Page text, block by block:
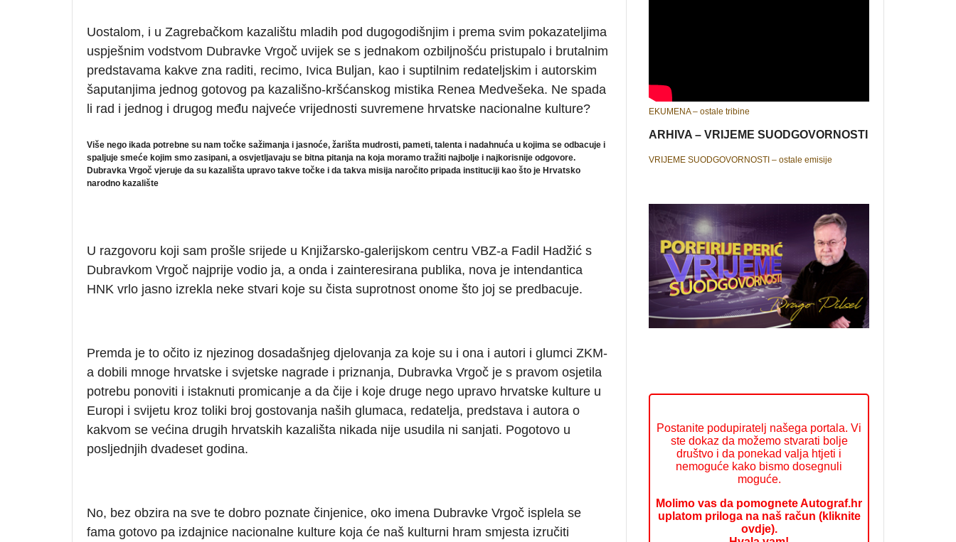
Uostalom, i u Zagrebačkom kazalištu mladih pod dugogodišnjim i prema svim pokazateljima
uspješnim vodstvom Dubravke Vrgoč uvijek se s jednakom ozbiljnošću pristupalo i brutalnim
predstavama kakve zna raditi, recimo, Ivica Buljan, kao i suptilnim redateljskim i autorskim
šaputanjima jednog gotovog pa kazališno-kršćanskog mistika Renea Medvešeka. Ne spada
li rad i jednog i drugog među najveće vrijednosti suvremene hrvatske nacionalne kulture?
Više nego ikada potrebne su nam točke sažimanja i jasnoće, žarišta mudrosti, pameti, talenta i nadahnuća u kojima se odbacuje i
spaljuje smeće kojim smo zasipani, a osvjetljavaju se bitna pitanja na koja moramo tražiti najbolje i najkorisnije odgovore.
Dubravka Vrgoč vjeruje da su kazališta upravo takve točke i da takva misija naročito pripada instituciji kao što je Hrvatsko
narodno kazalište
U razgovoru koji sam prošle srijede u Knjižarsko-galerijskom centru VBZ-a Fadil Hadžić s
Dubravkom Vrgoč najprije vodio ja, a onda i zainteresirana publika, nova je intendantica
HNK vrlo jasno izrekla neke stvari koje su čista suprotnost onome što joj se predbacuje.
Premda je to očito iz njezinog dosadašnjeg djelovanja za koje su i ona i autori i glumci ZKM-
a dobili mnoge hrvatske i svjetske nagrade i priznanja, Dubravka Vrgoč je s pravom osjetila
potrebu ponoviti i istaknuti promicanje a da čije i koje druge nego upravo hrvatske kulture u
Europi i svijetu kroz toliki broj gostovanja naših glumaca, redatelja, predstava i autora o
kakvom se većina drugih hrvatskih kazališta nikada nije usudila ni sanjati. Pogotovo u
posljednjih dvadeset godina.
No, bez obzira na sve te dobro poznate činjenice, oko imena Dubravke Vrgoč isplela se
fama gotovo pa izdajnice nacionalne kulture koja će naš kulturni hram smjesta izručiti
EKUMENA – ostale tribine
ARHIVA – VRIJEME SUODGOVORNOSTI
VRIJEME SUODGOVORNOSTI – ostale emisije
Postanite podupiratelj našega portala. Vi
ste dokaz da možemo stvarati bolje
društvo i da ponekad valja htjeti i
nemoguće kako bismo dosegnuli
moguće.
Molimo vas da pomognete Autograf.hr
uplatom priloga na naš račun (kliknite
ovdje).